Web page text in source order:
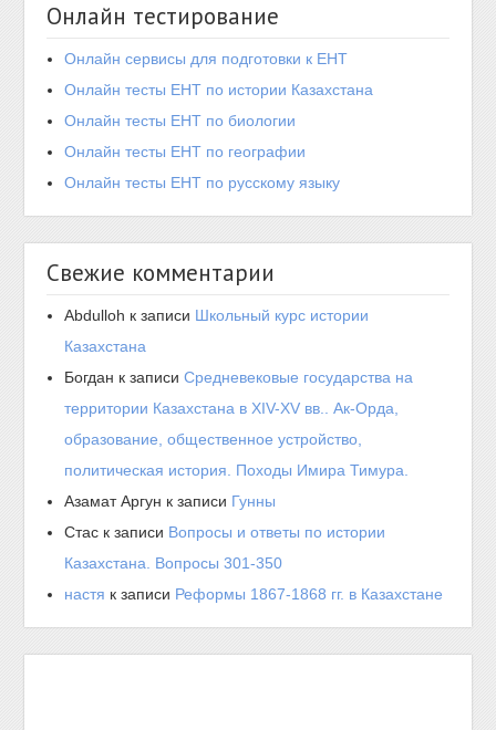
Онлайн тестирование
Онлайн сервисы для подготовки к ЕНТ
Онлайн тесты ЕНТ по истории Казахстана
Онлайн тесты ЕНТ по биологии
Онлайн тесты ЕНТ по географии
Онлайн тесты ЕНТ по русскому языку
Свежие комментарии
Abdulloh к записи Школьный курс истории
Казахстана
Богдан к записиСредневековые государства на
территории Казахстана в XIV-XV вв.. Ак-Орда,
образование, общественное устройство,
политическая история. Походы Имира Тимура.
Азамат Аргун к записи Гунны
Стас к записи Вопросы и ответы по истории
Казахстана. Вопросы 301-350
настя к записи Реформы 1867-1868 гг. в Казахстане